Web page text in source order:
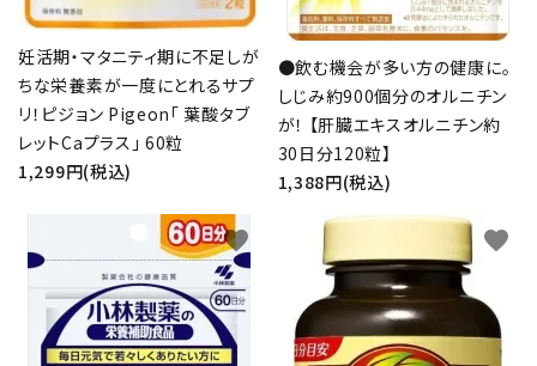
妊活期・マタニティ期に不足しが
ちな栄養素が一度にとれるサプ
リ！ピジョン Pigeon「 葉酸タブ
レットCaプラス」 60粒
1,299円(税込)
●飲む機会が多い方の健康に。
しじみ約900個分のオルニチン
が！ 【肝臓エキスオルニチン約
30日分120粒】
1,388円(税込)
favorite favorite